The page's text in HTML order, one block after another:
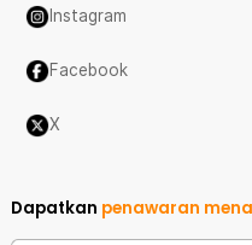
Instagram
Facebook
X
Dapatkan penawaran